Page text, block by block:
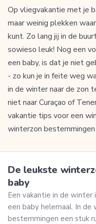
Op vliegvakantie met je
maar weinig plekken
kunt. Zo lang jij in de
sowieso leuk! Nog een
een baby, is dat je niet
- zo kun je in feite weg
in de winter naar de zon
niet naar Curaçao of
vakantie tips voor een
winterzon
De leukste
baby
Een vakantie in de
een baby helemaal. In
bestemmingen een stuk